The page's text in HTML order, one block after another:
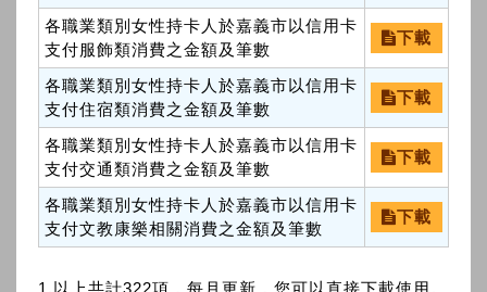
各職業類別女性持卡人於嘉義市以信用卡
支付服飾類消費之金額及筆數
下載
各職業類別女性持卡人於嘉義市以信用卡
支付住宿類消費之金額及筆數
下載
各職業類別女性持卡人於嘉義市以信用卡
支付交通類消費之金額及筆數
下載
各職業類別女性持卡人於嘉義市以信用卡
支付文教康樂相關消費之金額及筆數
下載
1.以上共計322項，每月更新，您可以直接下載使用。